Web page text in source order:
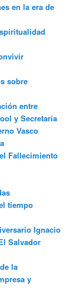
en la era de
sobre
entre
y Secretaría
Vasco
Fallecimiento
tiempo
Ignacio
Salvador
la
y